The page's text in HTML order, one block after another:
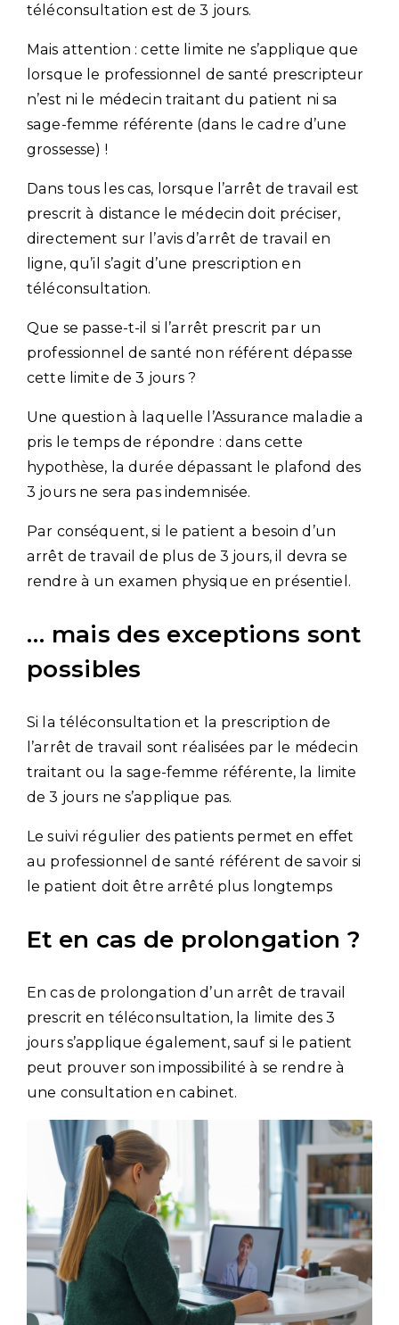
téléconsultation est de 3 jours.
Mais attention : cette limite ne s’applique que
lorsque le professionnel de santé prescripteur
n’est ni le médecin traitant du patient ni sa
sage-femme référente (dans le cadre d’une
grossesse) !
Dans tous les cas, lorsque l’arrêt de travail est
prescrit à distance le médecin doit préciser,
directement sur l’avis d’arrêt de travail en
ligne, qu’il s’agit d’une prescription en
téléconsultation.
Que se passe-t-il si l’arrêt prescrit par un
professionnel de santé non référent dépasse
cette limite de 3 jours ?
Une question à laquelle l’Assurance maladie a
pris le temps de répondre : dans cette
hypothèse, la durée dépassant le plafond des
3 jours ne sera pas indemnisée.
Par conséquent, si le patient a besoin d’un
arrêt de travail de plus de 3 jours, il devra se
rendre à un examen physique en présentiel.
… mais des exceptions sont
possibles
Si la téléconsultation et la prescription de
l’arrêt de travail sont réalisées par le médecin
traitant ou la sage-femme référente, la limite
de 3 jours ne s’applique pas.
Le suivi régulier des patients permet en effet
au professionnel de santé référent de savoir si
le patient doit être arrêté plus longtemps
Et en cas de prolongation ?
En cas de prolongation d’un arrêt de travail
prescrit en téléconsultation, la limite des 3
jours s’applique également, sauf si le patient
peut prouver son impossibilité à se rendre à
une consultation en cabinet.